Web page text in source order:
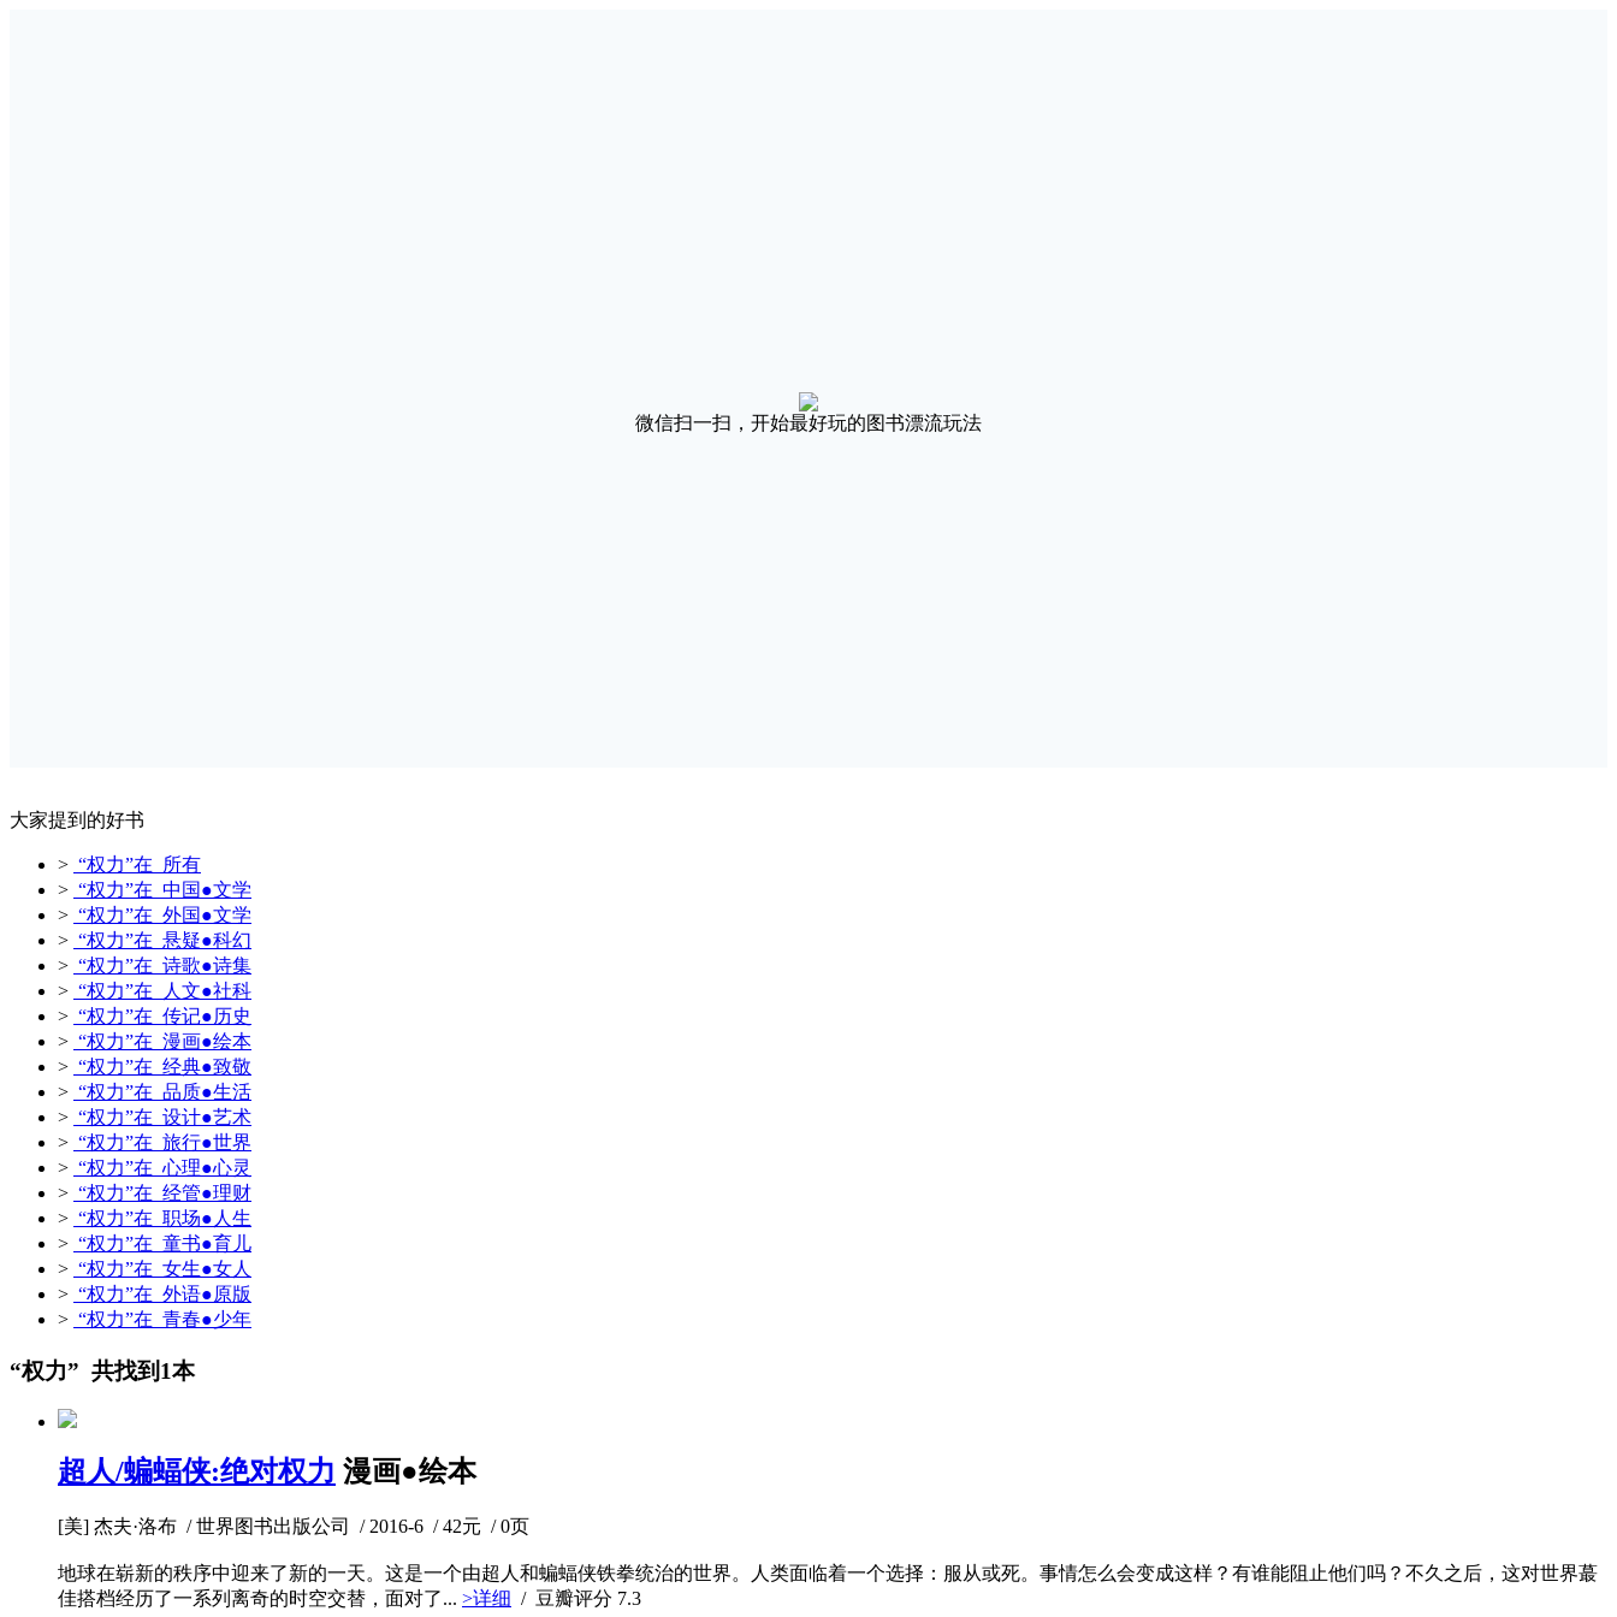
微信扫一扫，开始最好玩的图书漂流玩法
大家提到的好书
> “权力”在 所有
> “权力”在 中国●文学
> “权力”在 外国●文学
> “权力”在 悬疑●科幻
> “权力”在 诗歌●诗集
> “权力”在 人文●社科
> “权力”在 传记●历史
> “权力”在 漫画●绘本
> “权力”在 经典●致敬
> “权力”在 品质●生活
> “权力”在 设计●艺术
> “权力”在 旅行●世界
> “权力”在 心理●心灵
> “权力”在 经管●理财
> “权力”在 职场●人生
> “权力”在 童书●育儿
> “权力”在 女生●女人
> “权力”在 外语●原版
> “权力”在 青春●少年
“权力” 共找到1本
超人/蝙蝠侠:绝对权力 漫画●绘本
[美] 杰夫·洛布 / 世界图书出版公司 / 2016-6 / 42元 / 0页
地球在崭新的秩序中迎来了新的一天。这是一个由超人和蝙蝠侠铁拳统治的世界。人类面临着一个选择：服从或死。事情怎么会变成这样？有谁能阻止他们吗？不久之后，这对世界蕞
佳搭档经历了一系列离奇的时空交替，面对了... >详细 / 豆瓣评分 7.3